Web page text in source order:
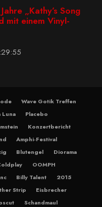
„Kathy’s Song
mit einem Vinyl-
Wave Gotik Treffen
Luna
Placebo
Konzertbericht
Amphi-Festival
Blutengel
Diorama
OOMPH
Billy Talent
2015
Strip
Eisbrecher
Schandmaul